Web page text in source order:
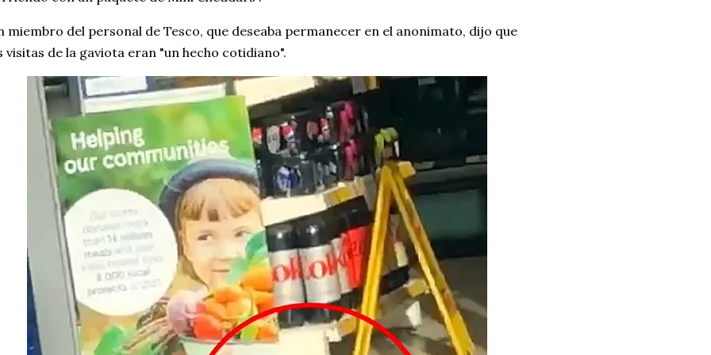
miembro del personal de Tesco, que deseaba permanecer en el anonimato, dijo que
visitas de la gaviota eran "un hecho cotidiano".